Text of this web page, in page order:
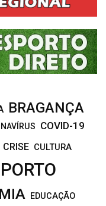
R
C
H
BRAGANÇA
COVID-19
CRISE CULTURA
EDUCAÇÃO